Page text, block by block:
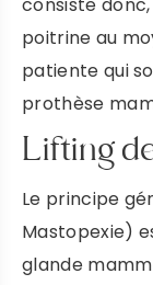
poitrine au
patiente qui
prothèse
Lifting
Le principe
Mastopexie)
glande